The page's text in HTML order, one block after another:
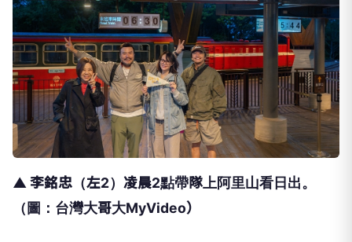
▲ 李銘忠（左2）凌晨2點帶隊上阿里山看日出。
（圖：台灣大哥大MyVideo）